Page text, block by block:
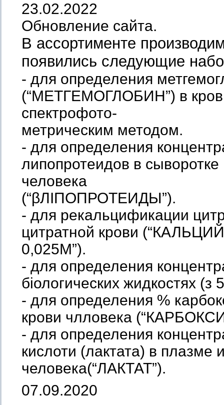
23.02.2022
Обновление сайта.
В ассортименте
появились следующие
- для определения
(“МЕТГЕМОГЛОБИН”) в
спектрофото-
метрическим методом.
- для определения
липопротеидов в
человека
(“βЛІПОПРОТЕИДЫ”).
- для рекальцификации
цитратной крови
0,025М”).
- для определения
біологических жидкостях
- для определения %
крови члловека
- для определения
кислоти (лактата) в
человека(“ЛАКТАТ”).
07.09.2020